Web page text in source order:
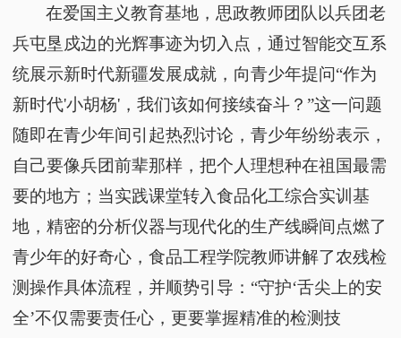
在爱国主义教育基地，思政教师团队以兵团老
兵屯垦戍边的光辉事迹为切入点，通过智能交互系
统展示新时代新疆发展成就，向青少年提问“作为
新时代'小胡杨'，我们该如何接续奋斗？”这一问题
随即在青少年间引起热烈讨论，青少年纷纷表示，
自己要像兵团前辈那样，把个人理想种在祖国最需
要的地方；当实践课堂转入食品化工综合实训基
地，精密的分析仪器与现代化的生产线瞬间点燃了
青少年的好奇心，食品工程学院教师讲解了农残检
测操作具体流程，并顺势引导：“守护‘舌尖上的安
全’不仅需要责任心，更要掌握精准的检测技